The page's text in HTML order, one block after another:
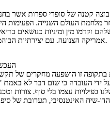
קטנה של סופרי ספרות אשר
מלחמת העולם השנייה. הפעימות
וקדמו מין ומיניות כנושאים
אמריקה הצנועה. עם יצירתיות הבוהמה וחגיגת חורג הנהנתנית שלהם.
בתקופה זו הושפעה מחקרים של
ידי העובדה כי שום דבר לא
כפילויות עצמו בלי סוף. צורות
הדו-שיח האינטנסיבי, תערובת של